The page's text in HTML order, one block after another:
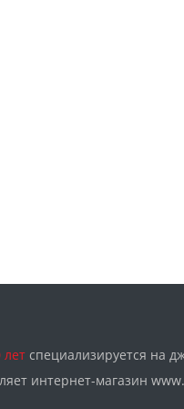
лет специализируется на
интернет-магазин